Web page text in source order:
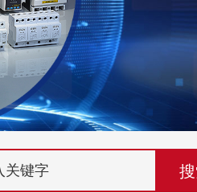
专利证书
生产设备
荣誉资质
组织机构
联系欣灵